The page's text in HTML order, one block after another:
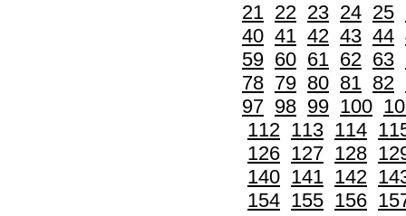
21 22 23 24 25
40 41 42 43 44
59 60 61 62 63
78 79 80 81 82
97 98 99 100
112 113 114
126 127 128
140 141 142
154 155 156